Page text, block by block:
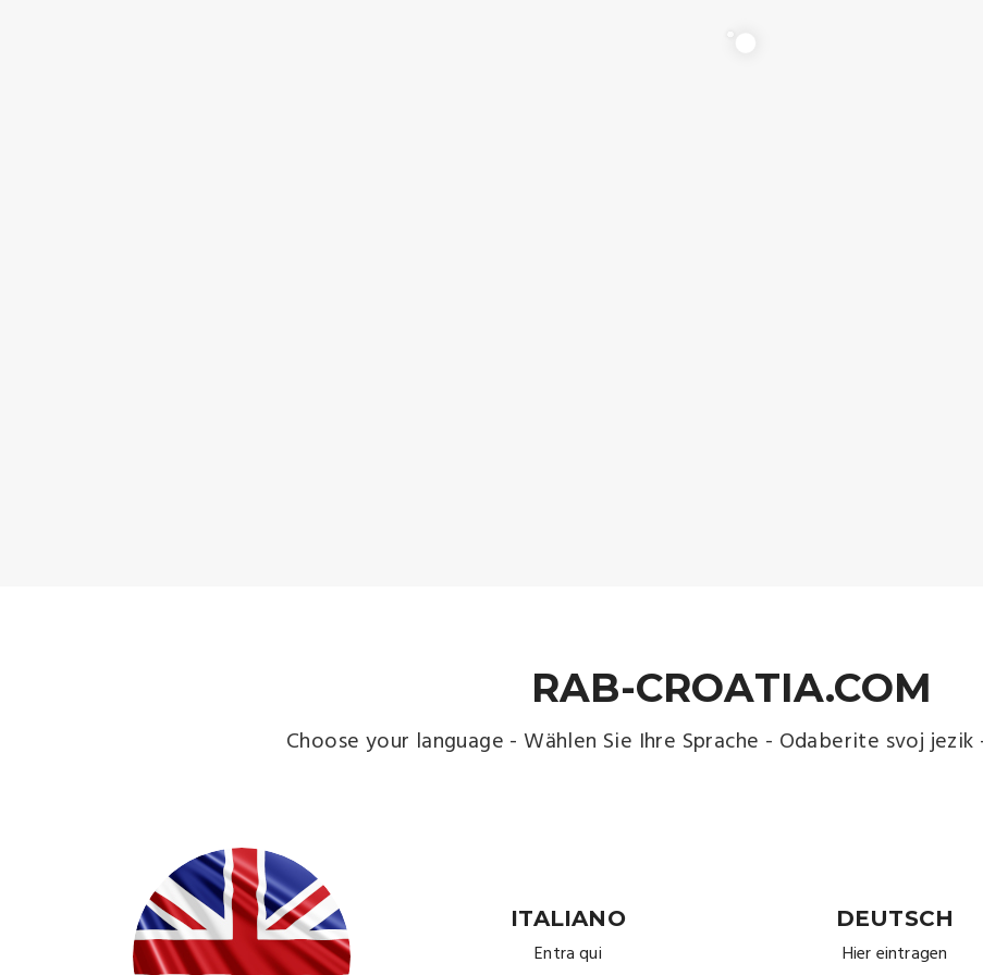
RAB-CROATIA.COM
Choose your language - Wählen Sie Ihre Sprache - Odaberite svoj
ITALIANO
Entra qui
DEUTSCH
Hier eintragen